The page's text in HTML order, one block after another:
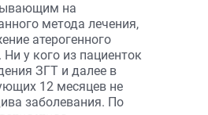
на
метода лечения,
атерогенного
Ни у кого из пациенток
ЗГТ и далее в
12 месяцев не
заболевания. По